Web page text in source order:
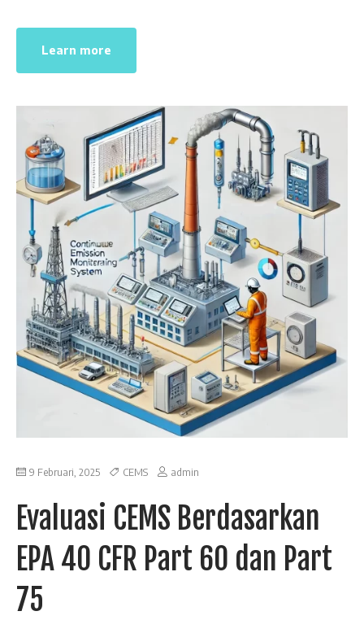
Learn more
9 Februari, 2025 CEMS admin
Evaluasi CEMS Berdasarkan
EPA 40 CFR Part 60 dan Part
75